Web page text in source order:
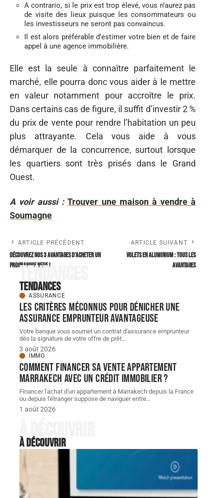
A contrario, si le prix est trop élevé, vous n’aurez pas
de visite des lieux puisque les consommateurs ou
les investisseurs ne seront pas convaincus.
Il est alors préférable d’estimer votre bien et de faire
appel à une agence immobilière.
Elle est la seule à connaître parfaitement le
marché, elle pourra donc vous aider à le mettre
en valeur notamment pour accroître le prix.
Dans certains cas de figure, il suffit d’investir 2 %
du prix de vente pour rendre l’habitation un peu
plus attrayante. Cela vous aide à vous
démarquer de la concurrence, surtout lorsque
les quartiers sont très prisés dans le Grand
Ouest.
A voir aussi : Trouver une maison à vendre à
Soumagne
ARTICLE PRÉCÉDENT
Découvrez nos 3 avantages d’acheter un
programme neuf !
ARTICLE SUIVANT
Volets en aluminium : tous les
avantages
Tendances
Tendances
ASSURANCE
Les critères méconnus pour dénicher une
assurance emprunteur avantageuse
Votre banque vous soumet un contrat d'assurance emprunteur
dès la signature de votre offre de prêt…
3 août 2026
IMMO
Comment financer sa vente appartement
Marrakech avec un crédit immobilier ?
Financer l'achat d'un appartement à Marrakech depuis la France
ou depuis l'étranger suppose de naviguer entre…
1 août 2026
À découvrir
À découvrir